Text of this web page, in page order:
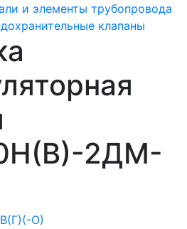
и элементы трубопровода
клапаны
2ДМ-